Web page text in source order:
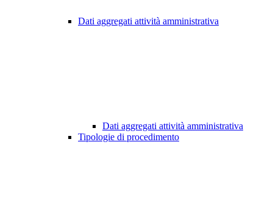
Dati aggregati attività amministrativa
Dati aggregati attività amministrativa
Tipologie di procedimento